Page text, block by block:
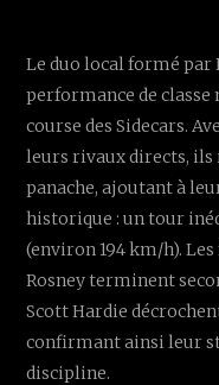
Le duo local formé par
performance de
course des Sidecars.
leurs rivaux directs,
panache, ajoutant à
historique : un tour
(environ 194 km/h).
Rosney terminent
Scott Hardie
confirmant ainsi leur
discipline.